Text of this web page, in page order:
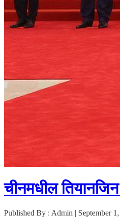
चीनमधील
Published By : Admin | September